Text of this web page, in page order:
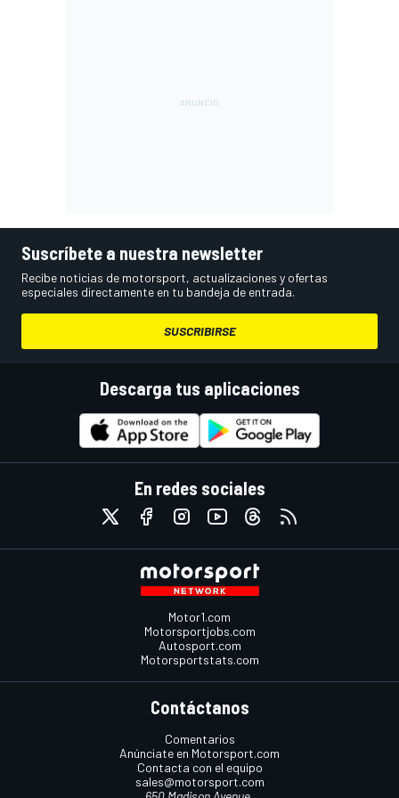
Suscríbete a nuestra newsletter
Recibe noticias de motorsport, actualizaciones y ofertas
especiales directamente en tu bandeja de entrada.
SUSCRIBIRSE
Descarga tus aplicaciones
En redes sociales
Motor1.com
Motorsportjobs.com
Autosport.com
Motorsportstats.com
Contáctanos
Comentarios
Anúnciate en Motorsport.com
Contacta con el equipo
sales@motorsport.com